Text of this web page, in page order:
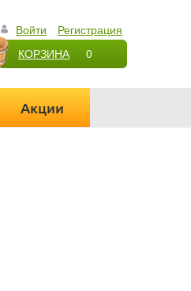
Войти
Регистрация
КОРЗИНА
0
Акции